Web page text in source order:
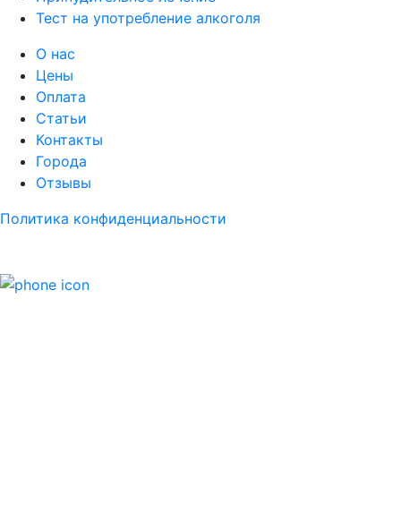
Тест на употребление алкоголя
О нас
Цены
Оплата
Статьи
Контакты
Города
Отзывы
Политика конфиденциальности